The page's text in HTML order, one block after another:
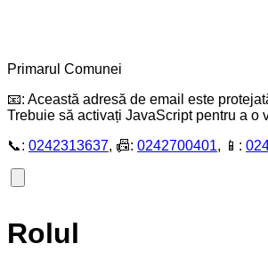
Primarul Comunei
📧: Această adresă de email este
Trebuie să activați JavaScript pentru a o
📞: 0242313637, 📠: 0242700401, 📱:
Rolul